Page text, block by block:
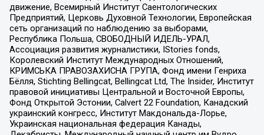
движение, Всемирный Институт Саентологических
Предприятий, Церковь Духовной Технологии, Европейская
сеть организаций по наблюдению за выборами,
Республика Польша, СВОБОДНЫЙ ИДЕЛЬ-УРАЛ,
Ассоциация развития журналистики, IStories fonds,
Королевский Институт Международных Отношений,
КРИМСЬКА ПРАВОЗАХИСНА ГРУПА, Фонд имени Генриха
Бёлля, Stichting Bellingcat, Bellingcat Ltd, The Insider, Институт
правовой инициативы Центральной и Восточной Европы,
Фонд Открытой Эстонии, Calvert 22 Foundation, Канадский
украинский конгресс, Институт Макдональда-Лорье,
Украинская национальная федерация Канады,